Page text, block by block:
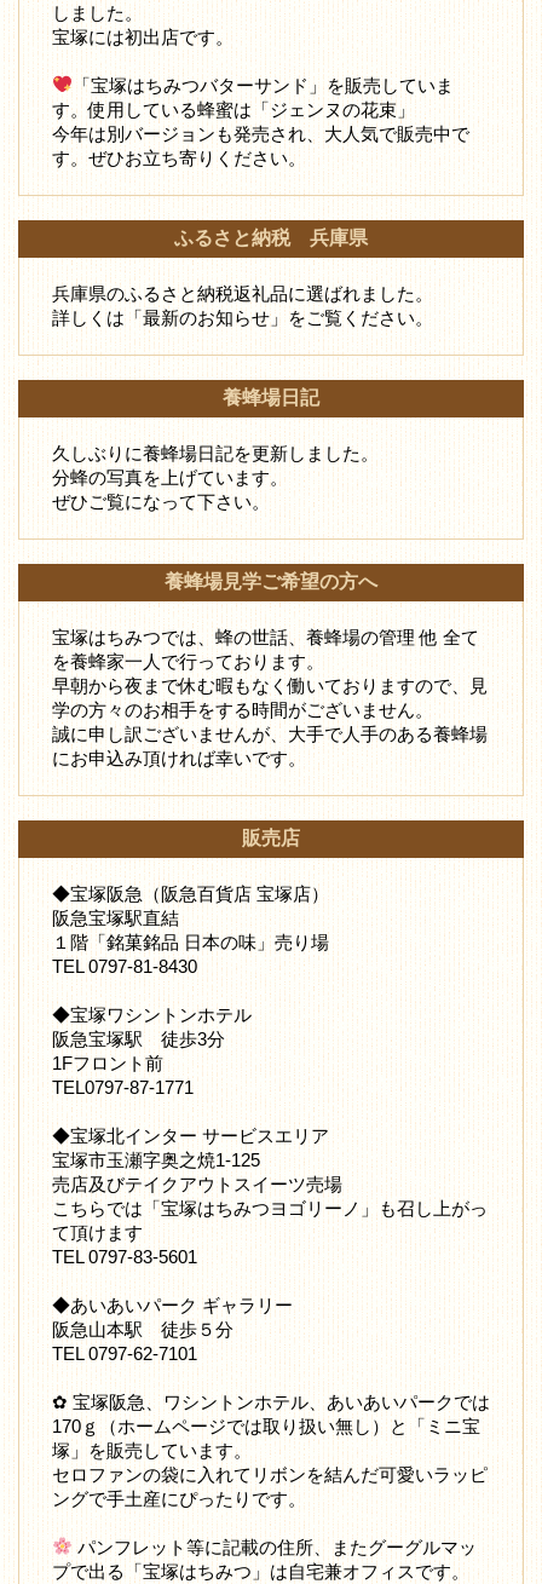
しました。
宝塚には初出店です。
「宝塚はちみつバターサンド」を販売していま
す。使用している蜂蜜は「ジェンヌの花束」
今年は別バージョンも発売され、大人気で販売中で
す。ぜひお立ち寄りください。
ふるさと納税 兵庫県
兵庫県のふるさと納税返礼品に選ばれました。
詳しくは「最新のお知らせ」をご覧ください。
養蜂場日記
久しぶりに養蜂場日記を更新しました。
分蜂の写真を上げています。
ぜひご覧になって下さい。
養蜂場見学ご希望の方へ
宝塚はちみつでは、蜂の世話、養蜂場の管理 他 全て
を養蜂家一人で行っております。
早朝から夜まで休む暇もなく働いておりますので、見
学の方々のお相手をする時間がございません。
誠に申し訳ございませんが、大手で人手のある養蜂場
にお申込み頂ければ幸いです。
販売店
◆宝塚阪急（阪急百貨店 宝塚店）
阪急宝塚駅直結
１階「銘菓銘品 日本の味」売り場
TEL 0797-81-8430
◆宝塚ワシントンホテル
阪急宝塚駅 徒歩3分
1Fフロント前
TEL0797-87-1771
◆宝塚北インター サービスエリア
宝塚市玉瀬字奥之焼1-125
売店及びテイクアウトスイーツ売場
こちらでは「宝塚はちみつヨゴリーノ」も召し上がっ
て頂けます
TEL 0797-83-5601
◆あいあいパーク ギャラリー
阪急山本駅 徒歩５分
TEL 0797-62-7101
✿ 宝塚阪急、ワシントンホテル、あいあいパークでは
170ｇ（ホームページでは取り扱い無し）と「ミニ宝
塚」を販売しています。
セロファンの袋に入れてリボンを結んだ可愛いラッピ
ングで手土産にぴったりです。
パンフレット等に記載の住所、またグーグルマッ
プで出る「宝塚はちみつ」は自宅兼オフィスです。